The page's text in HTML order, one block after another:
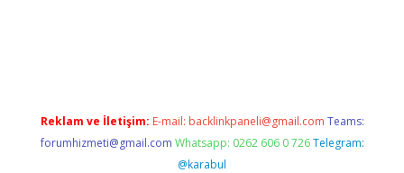
Reklam ve İletişim: E-mail: backlinkpaneli@gmail.com Teams:
forumhizmeti@gmail.com Whatsapp: 0262 606 0 726 Telegram:
@karabul